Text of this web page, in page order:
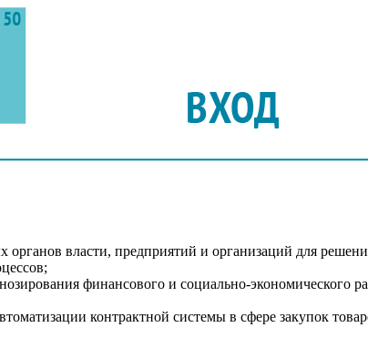
власти, предприятий и организаций для
финансового и социально-экономического
контрактной системы в сфере закупок